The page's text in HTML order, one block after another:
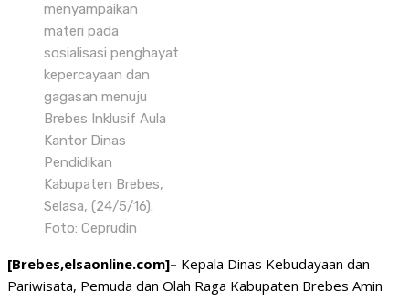
menyampaikan
materi pada
sosialisasi penghayat
kepercayaan dan
gagasan menuju
Brebes Inklusif Aula
Kantor Dinas
Pendidikan
Kabupaten Brebes,
Selasa, (24/5/16).
Foto: Ceprudin
[Brebes,elsaonline.com]– Kepala Dinas Kebudayaan dan
Pariwisata, Pemuda dan Olah Raga Kabupaten Brebes Amin